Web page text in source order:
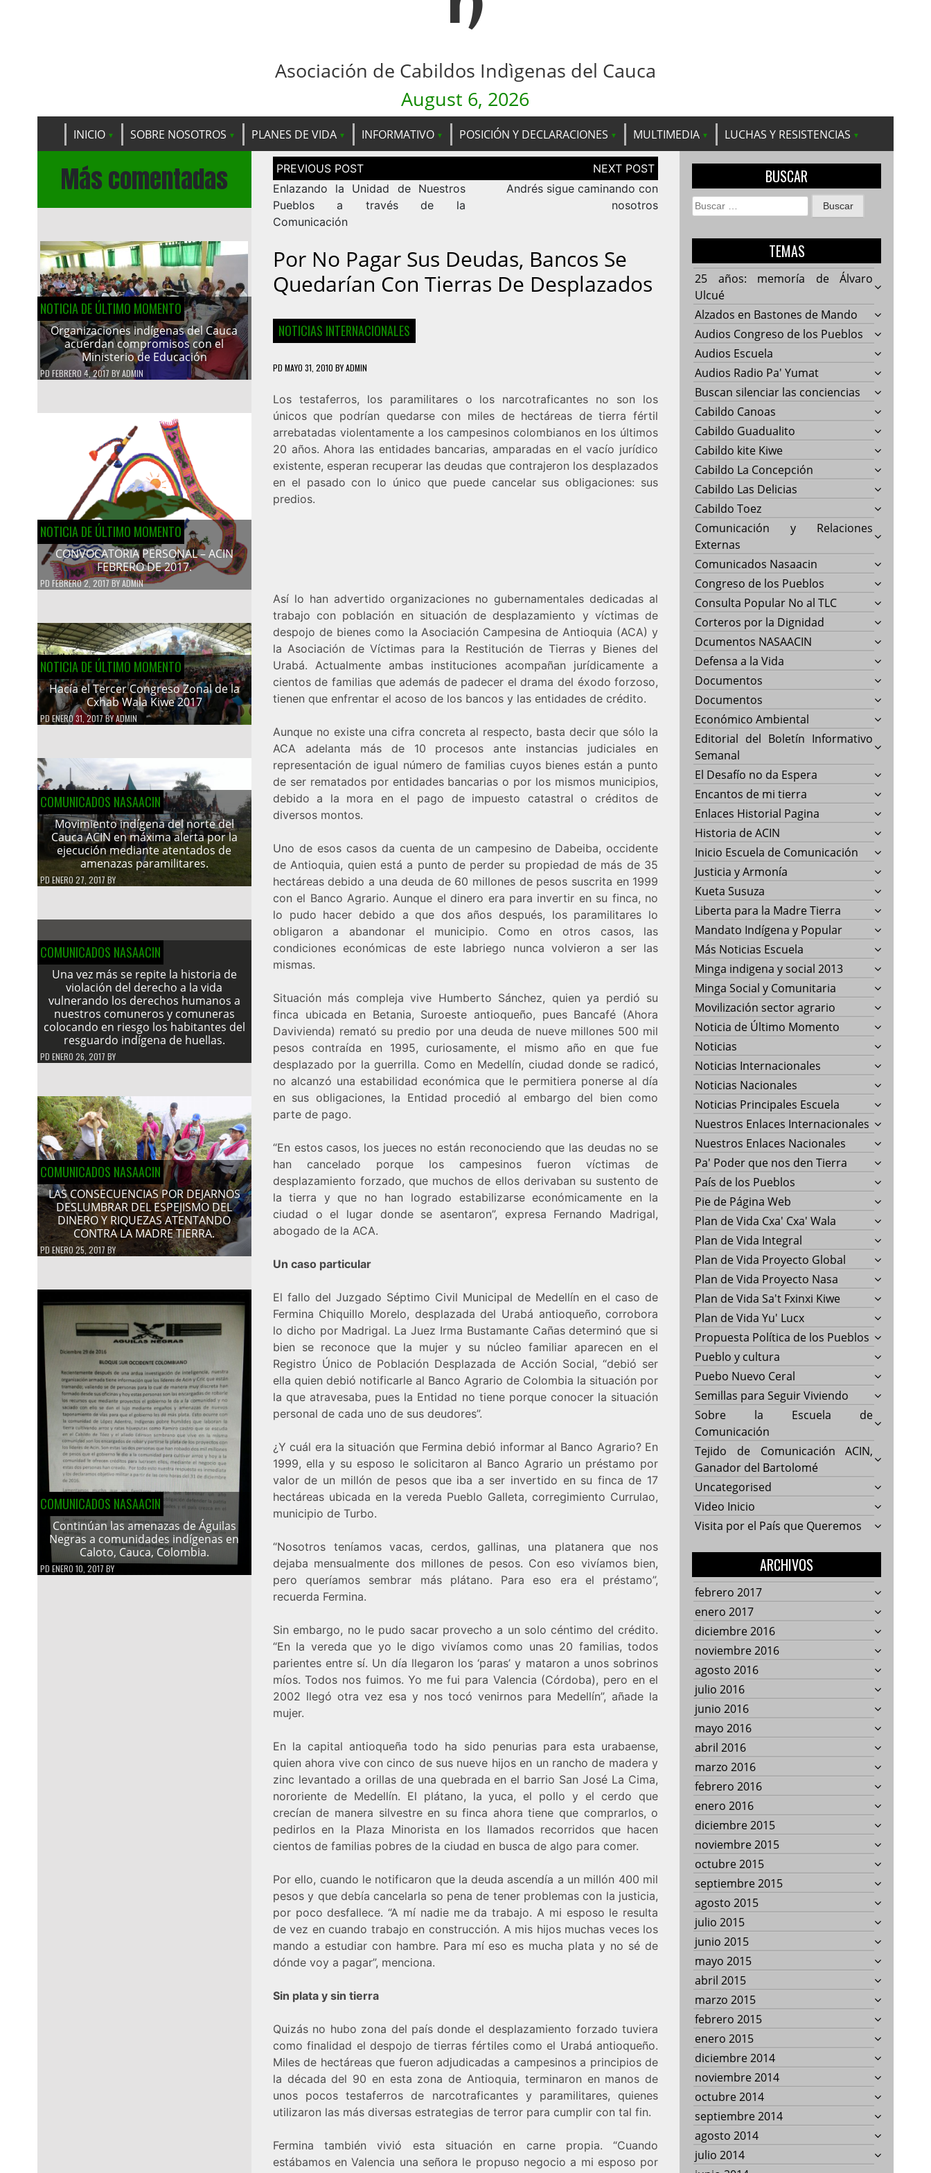
Asociación de Cabildos Indìgenas del Cauca
August 6, 2026
INICIO SOBRE NOSOTROS PLANES DE VIDA INFORMATIVO POSICIÓN Y DECLARACIONES MULTIMEDIA LUCHAS Y RESISTENCIAS
Más comentadas
NOTICIA DE ÚLTIMO MOMENTO
Organizaciones indígenas del Cauca
acuerdan compromisos con el
Ministerio de Educación
PD FEBRERO 4, 2017 BYADMIN
NOTICIA DE ÚLTIMO MOMENTO
CONVOCATORIA PERSONAL – ACIN
FEBRERO DE 2017.
PD FEBRERO 2, 2017BYADMIN
NOTICIA DE ÚLTIMO MOMENTO
Hacía el Tercer Congreso Zonal de la
Cxhab Wala Kiwe 2017
PDENERO 31, 2017BYADMIN
COMUNICADOS NASAACIN
Movimiento indígena del norte del
Cauca ACIN en máxima alerta por la
ejecución mediante atentados de
amenazas paramilitares.
PD ENERO 27, 2017 BY
COMUNICADOS NASAACIN
Una vez más se repite la historia de
violación del derecho a la vida
vulnerando los derechos humanos a
nuestros comuneros y comuneras
colocando en riesgo los habitantes del
resguardo indígena de huellas.
PD ENERO 26, 2017 BY
COMUNICADOS NASAACIN
LAS CONSECUENCIAS POR DEJARNOS
DESLUMBRAR DEL ESPEJISMO DEL
DINERO Y RIQUEZAS ATENTANDO
CONTRA LA MADRE TIERRA.
PDENERO 25, 2017 BY
COMUNICADOS NASAACIN
Continúan las amenazas de Águilas
Negras a comunidades indígenas en
Caloto, Cauca, Colombia.
PD ENERO 10, 2017 BY
Navegación
de
entradas
Enlazando la Unidad de Nuestros
Pueblos a través de la
Comunicación
Andrés sigue caminando con
nosotros
Por No Pagar Sus Deudas, Bancos Se
Quedarían Con Tierras De Desplazados
NOTICIAS INTERNACIONALES
PD MAYO 31, 2010 BYADMIN
Los testaferros, los paramilitares o los narcotraficantes no son los
únicos que podrían quedarse con miles de hectáreas de tierra fértil
arrebatadas violentamente a los campesinos colombianos en los últimos
20 años. Ahora las entidades bancarias, amparadas en el vacío jurídico
existente, esperan recuperar las deudas que contrajeron los desplazados
en el pasado con lo único que puede cancelar sus obligaciones: sus
predios.
Así lo han advertido organizaciones no gubernamentales dedicadas al
trabajo con población en situación de desplazamiento y víctimas de
despojo de bienes como la Asociación Campesina de Antioquia (ACA) y
la Asociación de Víctimas para la Restitución de Tierras y Bienes del
Urabá. Actualmente ambas instituciones acompañan jurídicamente a
cientos de familias que además de padecer el drama del éxodo forzoso,
tienen que enfrentar el acoso de los bancos y las entidades de crédito.
Aunque no existe una cifra concreta al respecto, basta decir que sólo la
ACA adelanta más de 10 procesos ante instancias judiciales en
representación de igual número de familias cuyos bienes están a punto
de ser rematados por entidades bancarias o por los mismos municipios,
debido a la mora en el pago de impuesto catastral o créditos de
diversos montos.
Uno de esos casos da cuenta de un campesino de Dabeiba, occidente
de Antioquia, quien está a punto de perder su propiedad de más de 35
hectáreas debido a una deuda de 60 millones de pesos suscrita en 1999
con el Banco Agrario. Aunque el dinero era para invertir en su finca, no
lo pudo hacer debido a que dos años después, los paramilitares lo
obligaron a abandonar el municipio. Como en otros casos, las
condiciones económicas de este labriego nunca volvieron a ser las
mismas.
Situación más compleja vive Humberto Sánchez, quien ya perdió su
finca ubicada en Betania, Suroeste antioqueño, pues Bancafé (Ahora
Davivienda) remató su predio por una deuda de nueve millones 500 mil
pesos contraída en 1995, curiosamente, el mismo año en que fue
desplazado por la guerrilla. Como en Medellín, ciudad donde se radicó,
no alcanzó una estabilidad económica que le permitiera ponerse al día
en sus obligaciones, la Entidad procedió al embargo del bien como
parte de pago.
“En estos casos, los jueces no están reconociendo que las deudas no se
han cancelado porque los campesinos fueron víctimas de
desplazamiento forzado, que muchos de ellos derivaban su sustento de
la tierra y que no han logrado estabilizarse económicamente en la
ciudad o el lugar donde se asentaron”, expresa Fernando Madrigal,
abogado de la ACA.
Un caso particular
El fallo del Juzgado Séptimo Civil Municipal de Medellín en el caso de
Fermina Chiquillo Morelo, desplazada del Urabá antioqueño, corrobora
lo dicho por Madrigal. La Juez Irma Bustamante Cañas determinó que si
bien se reconoce que la mujer y su núcleo familiar aparecen en el
Registro Único de Población Desplazada de Acción Social, “debió ser
ella quien debió notificarle al Banco Agrario de Colombia la situación por
la que atravesaba, pues la Entidad no tiene porque conocer la situación
personal de cada uno de sus deudores”.
¿Y cuál era la situación que Fermina debió informar al Banco Agrario? En
1999, ella y su esposo le solicitaron al Banco Agrario un préstamo por
valor de un millón de pesos que iba a ser invertido en su finca de 17
hectáreas ubicada en la vereda Pueblo Galleta, corregimiento Currulao,
municipio de Turbo.
“Nosotros teníamos vacas, cerdos, gallinas, una platanera que nos
dejaba mensualmente dos millones de pesos. Con eso vivíamos bien,
pero queríamos sembrar más plátano. Para eso era el préstamo”,
recuerda Fermina.
Sin embargo, no le pudo sacar provecho a un solo céntimo del crédito.
“En la vereda que yo le digo vivíamos como unas 20 familias, todos
parientes entre sí. Un día llegaron los ‘paras’ y mataron a unos sobrinos
míos. Todos nos fuimos. Yo me fui para Valencia (Córdoba), pero en el
2002 llegó otra vez esa y nos tocó venirnos para Medellín”, añade la
mujer.
En la capital antioqueña todo ha sido penurias para esta urabaense,
quien ahora vive con cinco de sus nueve hijos en un rancho de madera y
zinc levantado a orillas de una quebrada en el barrio San José La Cima,
nororiente de Medellín. El plátano, la yuca, el pollo y el cerdo que
crecían de manera silvestre en su finca ahora tiene que comprarlos, o
pedirlos en la Plaza Minorista en los llamados recorridos que hacen
cientos de familias pobres de la ciudad en busca de algo para comer.
Por ello, cuando le notificaron que la deuda ascendía a un millón 400 mil
pesos y que debía cancelarla so pena de tener problemas con la justicia,
por poco desfallece. “A mí nadie me da trabajo. A mi esposo le resulta
de vez en cuando trabajo en construcción. A mis hijos muchas veces los
mando a estudiar con hambre. Para mí eso es mucha plata y no sé de
dónde voy a pagar”, menciona.
Sin plata y sin tierra
Quizás no hubo zona del país donde el desplazamiento forzado tuviera
como finalidad el despojo de tierras fértiles como el Urabá antioqueño.
Miles de hectáreas que fueron adjudicadas a campesinos a principios de
la década del 90 en esta zona de Antioquia, terminaron en manos de
unos pocos testaferros de narcotraficantes y paramilitares, quienes
utilizaron las más diversas estrategias de terror para cumplir con tal fin.
Fermina también vivió esta situación en carne propia. “Cuando
estábamos en Valencia una señora le propuso negocio a mi esposo por
BUSCAR
Buscar:
TEMAS
25 años: memoría de Álvaro
Ulcué
Alzados en Bastones de Mando
Audios Congreso de los Pueblos
Audios Escuela
Audios Radio Pa' Yumat
Buscan silenciar las conciencias
Cabildo Canoas
Cabildo Guadualito
Cabildo kite Kiwe
Cabildo La Concepción
Cabildo Las Delicias
Cabildo Toez
Comunicación y Relaciones
Externas
Comunicados Nasaacin
Congreso de los Pueblos
Consulta Popular No al TLC
Corteros por la Dignidad
Dcumentos NASAACIN
Defensa a la Vida
Documentos
Documentos
Económico Ambiental
Editorial del Boletín Informativo
Semanal
El Desafío no da Espera
Encantos de mi tierra
Enlaces Historial Pagina
Historia de ACIN
Inicio Escuela de Comunicación
Justicia y Armonía
Kueta Susuza
Liberta para la Madre Tierra
Mandato Indígena y Popular
Más Noticias Escuela
Minga indigena y social 2013
Minga Social y Comunitaria
Movilización sector agrario
Noticia de Último Momento
Noticias
Noticias Internacionales
Noticias Nacionales
Noticias Principales Escuela
Nuestros Enlaces Internacionales
Nuestros Enlaces Nacionales
Pa' Poder que nos den Tierra
País de los Pueblos
Pie de Página Web
Plan de Vida Cxa' Cxa' Wala
Plan de Vida Integral
Plan de Vida Proyecto Global
Plan de Vida Proyecto Nasa
Plan de Vida Sa't Fxinxi Kiwe
Plan de Vida Yu' Lucx
Propuesta Política de los Pueblos
Pueblo y cultura
Puebo Nuevo Ceral
Semillas para Seguir Viviendo
Sobre la Escuela de
Comunicación
Tejido de Comunicación ACIN,
Ganador del Bartolomé
Uncategorised
Video Inicio
Visita por el País que Queremos
ARCHIVOS
febrero 2017
enero 2017
diciembre 2016
noviembre 2016
agosto 2016
julio 2016
junio 2016
mayo 2016
abril 2016
marzo 2016
febrero 2016
enero 2016
diciembre 2015
noviembre 2015
octubre 2015
septiembre 2015
agosto 2015
julio 2015
junio 2015
mayo 2015
abril 2015
marzo 2015
febrero 2015
enero 2015
diciembre 2014
noviembre 2014
octubre 2014
septiembre 2014
agosto 2014
julio 2014